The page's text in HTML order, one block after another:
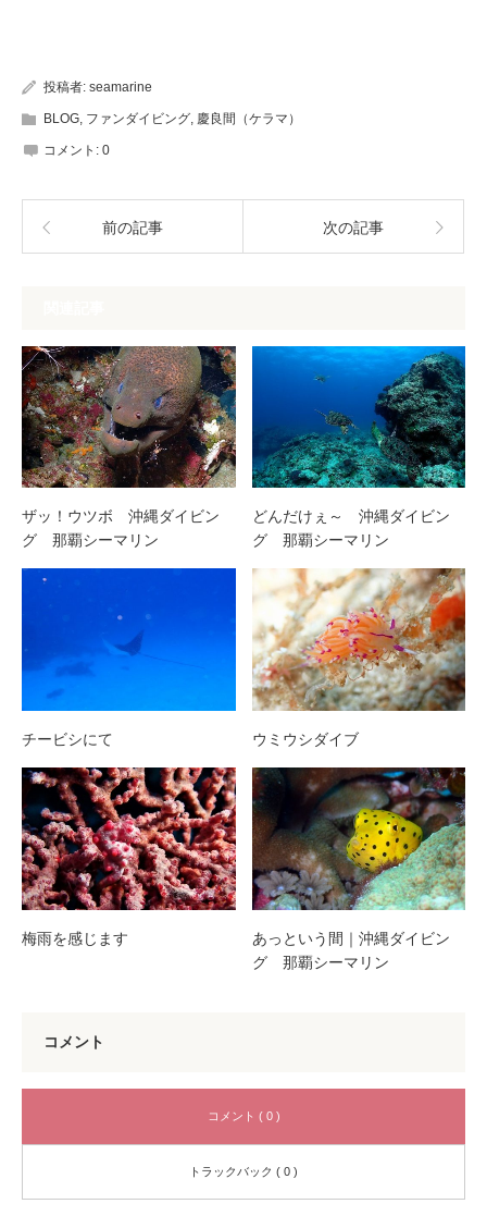
投稿者: seamarine
BLOG ファンダイビング 慶良間（ケラマ）
コメント: 0
前の記事 次の記事
ザッ！ウツボ 沖縄ダイビン
グ 那覇シーマリン
どんだけぇ～ 沖縄ダイビン
グ 那覇シーマリン
チービシにて ウミウシダイブ
梅雨を感じます
あっという間｜沖縄ダイビン
グ 那覇シーマリン
コメント
コメント ( 0 )
トラックバック ( 0 )